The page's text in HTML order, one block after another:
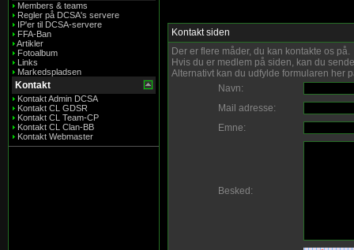
Members & teams
Regler på DCSA's servere
IP'er til DCSA-servere
FFA-Ban
Artikler
Fotoalbum
Links
Markedspladsen
Kontakt
Kontakt Admin DCSA
Kontakt CL GDSR
Kontakt CL Team-CP
Kontakt CL Clan-BB
Kontakt Webmaster
Kontakt siden
Der er flere måder, du kan kontakte os på.
Hvis du er medlem på siden, kan du
Alternativt kan du udfylde formularen her
Navn:
Mail adresse:
Emne:
Besked: